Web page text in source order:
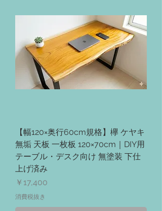
【幅120×奥行60cm規格】欅 ケヤキ
無垢 天板 一枚板 120×70cm｜DIY用
テーブル・デスク向け 無塗装 下仕
上げ済み
価格
￥17,400
消費税抜き